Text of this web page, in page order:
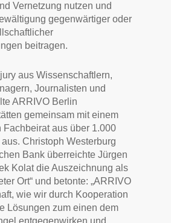
Vernetzung nutzen und
gegenwärtiger oder
beitragen.
aus Wissenschaftlern,
Journalisten und
ARRIVO Berlin
gemeinsam mit einem
Fachbeirat aus über 1.000
Christoph Westerburg
Bank überreichte Jürgen
Kolat die Auszeichnung als
Ort“ und betonte: „ARRIVO
wie wir durch Kooperation
Lösungen zum einen dem
entgegenwirken und